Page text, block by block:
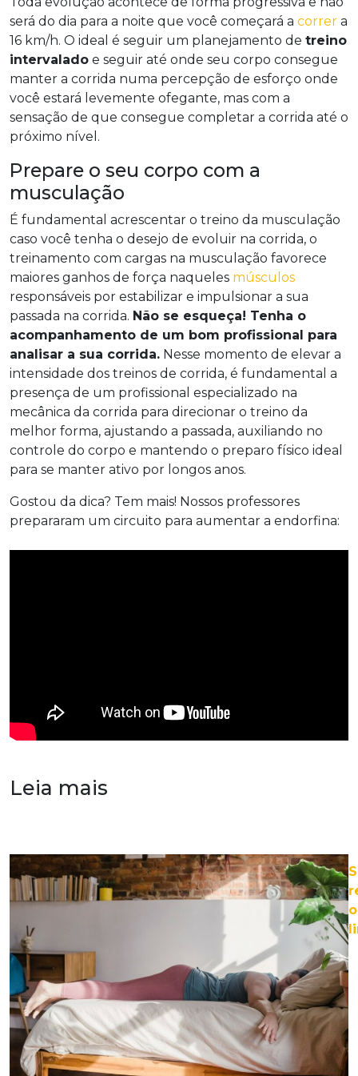
será do dia para a noite que você começará a correr a
16 km/h. O ideal é seguir um planejamento de treino
intervalado e seguir até onde seu corpo consegue
manter a corrida numa percepção de esforço onde
você estará levemente ofegante, mas com a
sensação de que consegue completar a corrida até o
próximo nível.
Prepare o seu corpo com a
musculação
É fundamental acrescentar o treino da musculação
caso você tenha o desejo de evoluir na corrida, o
treinamento com cargas na musculação favorece
maiores ganhos de força naqueles músculos
responsáveis por estabilizar e impulsionar a sua
passada na corrida. Não se esqueça! Tenha o
acompanhamento de um bom profissional para
analisar a sua corrida. Nesse momento de elevar a
intensidade dos treinos de corrida, é fundamental a
presença de um profissional especializado na
mecânica da corrida para direcionar o treino da
melhor forma, ajustando a passada, auxiliando no
controle do corpo e mantendo o preparo físico ideal
para se manter ativo por longos anos.
Gostou da dica? Tem mais! Nossos professores
prepararam um circuito para aumentar a endorfina:
Leia mais